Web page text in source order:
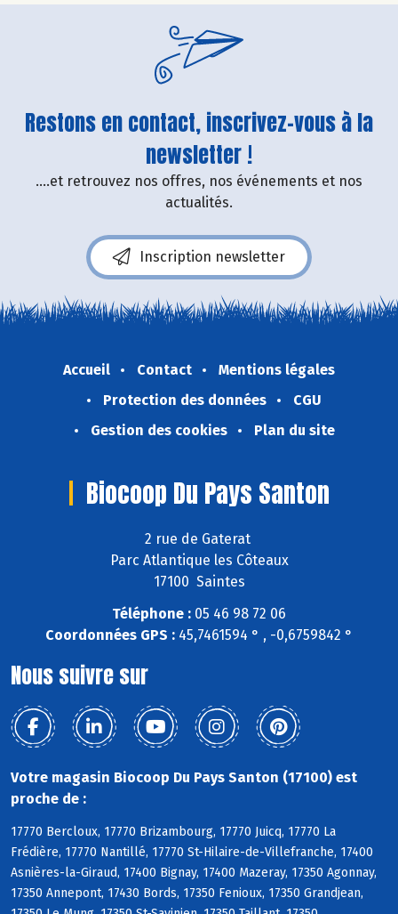
Restons en contact, inscrivez-vous à la
newsletter !
....et retrouvez nos offres, nos événements et nos
actualités.
Inscription newsletter
Accueil Contact
Mentions légales
Protection des données
CGU
Gestion des cookies
Plan du site
Biocoop Du Pays Santon
2 rue de Gaterat
Parc Atlantique les Côteaux
17100 Saintes
Téléphone : 05 46 98 72 06
Coordonnées GPS : 45,7461594 ° , -0,6759842 °
Nous suivre sur
Votre magasin Biocoop Du Pays Santon (17100) est
proche de :
17770 Bercloux, 17770 Brizambourg, 17770 Juicq, 17770 La
Frédière, 17770 Nantillé, 17770 St-Hilaire-de-Villefranche, 17400
Asnières-la-Giraud, 17400 Bignay, 17400 Mazeray, 17350 Agonnay,
17350 Annepont, 17430 Bords, 17350 Fenioux, 17350 Grandjean,